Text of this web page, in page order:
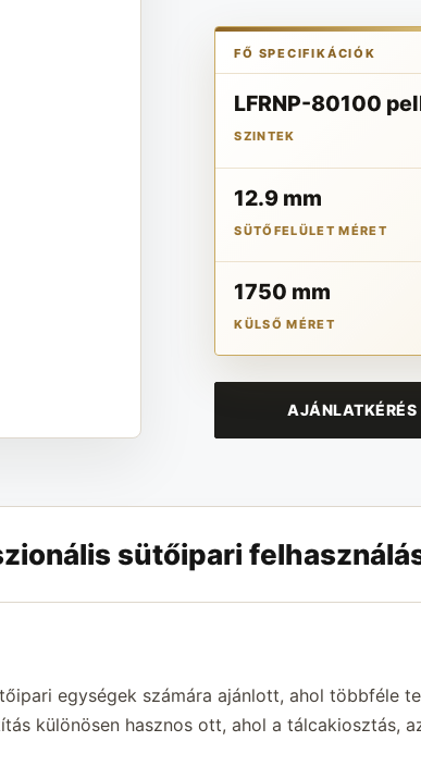
FŐ SPECIFIKÁCIÓK
LFRNP-80100
SZINTEK
12.9 mm
SÜTŐFELÜLET MÉRET
1750 mm
KÜLSŐ MÉRET
sütőipari
egységek számára ajánlott, ahol többféle
különösen hasznos ott, ahol a tálcakiosztás,